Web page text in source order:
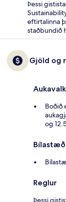
Þessi
eftirtalinna
staðbundið
Gjöld og
Boðið
og
Reglur
Þessi